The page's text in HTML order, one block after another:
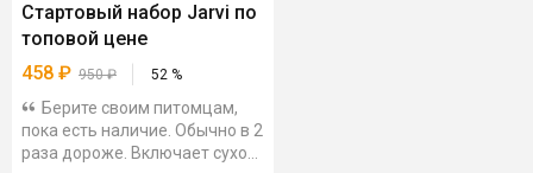
Стартовый набор Jarvi по
топовой цене
458 ₽ 950₽ 52 %
Берите своим питомцам,
пока есть наличие. Обычно в 2
раза дороже. Включает сухой